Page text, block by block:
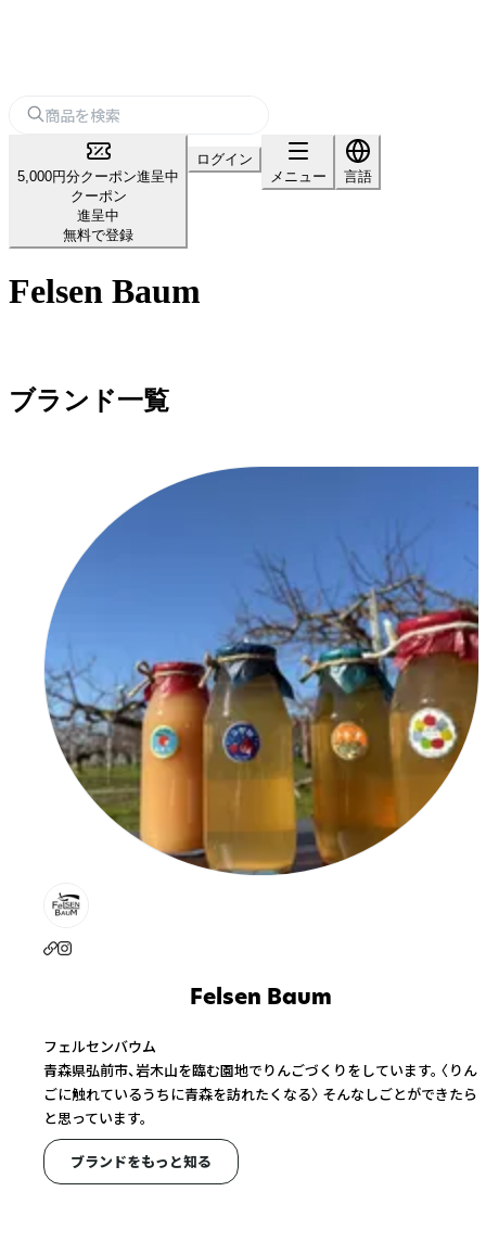
5,000円分クーポン進呈中
クーポン
進呈中
無料で登録
ログイン
メニュー
言語
Felsen Baum
ブランド一覧
Felsen Baum
フェルセンバウム
青森県弘前市、岩木山を臨む園地でりんごづくりをしています。 〈りん
ごに触れているうちに青森を訪れたくなる〉 そんなしごとができたら
と思っています。
ブランドをもっと知る